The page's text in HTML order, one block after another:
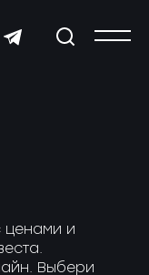
ценами и
Выбери